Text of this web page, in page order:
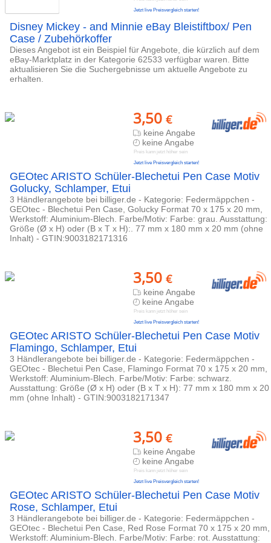
Jetzt live Preisvergleich starten!
Disney Mickey - and Minnie eBay Bleistiftbox/ Pen
Case / Zubehörkoffer
Dieses Angebot ist ein Beispiel für Angebote, die kürzlich auf dem
eBay-Marktplatz in der Kategorie 62533 verfügbar waren. Bitte
aktualisieren Sie die Suchergebnisse um aktuelle Angebote zu
erhalten.
3,50 €
keine Angabe
keine Angabe
Preis kann jetzt höher sein
Jetzt live Preisvergleich starten!
GEOtec ARISTO Schüler-Blechetui Pen Case Motiv
Golucky, Schlamper, Etui
3 Händlerangebote bei billiger.de - Kategorie: Federmäppchen -
GEOtec - Blechetui Pen Case, Golucky Format 70 x 175 x 20 mm,
Werkstoff: Aluminium-Blech. Farbe/Motiv: Farbe: grau. Ausstattung:
Größe (Ø x H) oder (B x T x H):. 77 mm x 180 mm x 20 mm (ohne
Inhalt) - GTIN:9003182171316
3,50 €
keine Angabe
keine Angabe
Preis kann jetzt höher sein
Jetzt live Preisvergleich starten!
GEOtec ARISTO Schüler-Blechetui Pen Case Motiv
Flamingo, Schlamper, Etui
3 Händlerangebote bei billiger.de - Kategorie: Federmäppchen -
GEOtec - Blechetui Pen Case, Flamingo Format 70 x 175 x 20 mm,
Werkstoff: Aluminium-Blech. Farbe/Motiv: Farbe: schwarz.
Ausstattung: Größe (Ø x H) oder (B x T x H): 77 mm x 180 mm x 20
mm (ohne Inhalt) - GTIN:9003182171347
3,50 €
keine Angabe
keine Angabe
Preis kann jetzt höher sein
Jetzt live Preisvergleich starten!
GEOtec ARISTO Schüler-Blechetui Pen Case Motiv
Rose, Schlamper, Etui
3 Händlerangebote bei billiger.de - Kategorie: Federmäppchen -
GEOtec - Blechetui Pen Case, Red Rose Format 70 x 175 x 20 mm,
Werkstoff: Aluminium-Blech. Farbe/Motiv: Farbe: rot. Ausstattung: